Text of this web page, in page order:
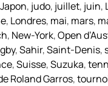
Japon, judo, juillet, juin,
, Londres, mai, mars,
, New-York,Open
,Sahir,Saint-Denis,
,Suisse,Suzuka,
Roland Garros,